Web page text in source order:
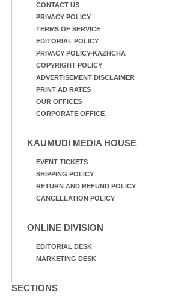
CONTACT US
PRIVACY POLICY
TERMS OF SERVICE
EDITORIAL POLICY
PRIVACY POLICY-KAZHCHA
COPYRIGHT POLICY
ADVERTISEMENT DISCLAIMER
PRINT AD RATES
OUR OFFICES
CORPORATE OFFICE
KAUMUDI MEDIA HOUSE
EVENT TICKETS
SHIPPING POLICY
RETURN AND REFUND POLICY
CANCELLATION POLICY
ONLINE DIVISION
EDITORIAL DESK
MARKETING DESK
SECTIONS